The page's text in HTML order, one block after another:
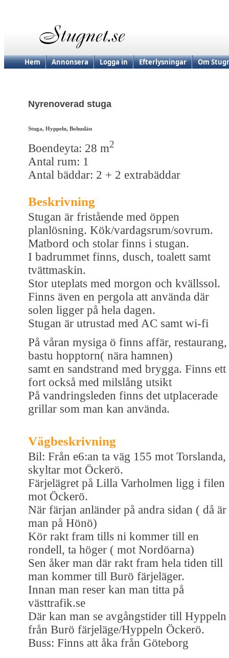
Hem Annonsera Logga in Efterlysningar Om
Nyrenoverad stuga
Stuga, Hyppeln, Bohuslän
Boendeyta: 28 m2
Antal rum: 1
Antal bäddar: 2 + 2 extrabäddar
Beskrivning
Stugan är fristående med öppen
planlösning. Kök/vardagsrum/sovrum.
Matbord och stolar finns i stugan.
I badrummet finns, dusch, toalett samt
tvättmaskin.
Stor uteplats med morgon och kvällssol.
Finns även en pergola att använda där
solen ligger på hela dagen.
Stugan är utrustad med AC samt wi-fi
På våran mysiga ö finns affär, restaurang,
bastu hopptorn( nära hamnen)
samt en sandstrand med brygga. Finns ett
fort också med milslång utsikt
På vandringsleden finns det utplacerade
grillar som man kan använda.
Vägbeskrivning
Bil: Från e6:an ta väg 155 mot Torslanda,
skyltar mot Öckerö.
Färjelägret på Lilla Varholmen ligg i filen
mot Öckerö.
När färjan anländer på andra sidan ( då är
man på Hönö)
Kör rakt fram tills ni kommer till en
rondell, ta höger ( mot Nordöarna)
Sen åker man där rakt fram hela tiden till
man kommer till Burö färjeläger.
Innan man reser kan man titta på
västtrafik.se
Där kan man se avgångstider till
från Burö färjeläge/Hyppeln Öckerö.
Buss: Finns att åka från Göteborg